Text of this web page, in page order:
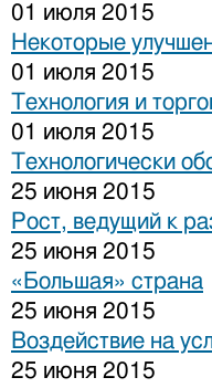
01 июля 2015
Некоторые
01 июля 2015
Технология и
01 июля 2015
Технологически
25 июня 2015
Рост, ведущий к
25 июня 2015
«Большая» страна
25 июня 2015
Воздействие на
25 июня 2015